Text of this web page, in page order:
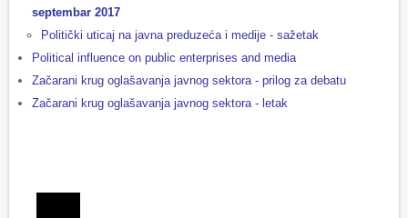
septembar 2017
Politički uticaj na javna preduzeća i medije - sažetak
Political influence on public enterprises and media
Začarani krug oglašavanja javnog sektora - prilog za debatu
Začarani krug oglašavanja javnog sektora - letak